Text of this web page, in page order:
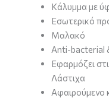
Κάλυμμα με
Εσωτερικό
Mαλακό
Anti-bacterial
Εφαρμόζει
Λάστιχα
Aφαιρούμενο